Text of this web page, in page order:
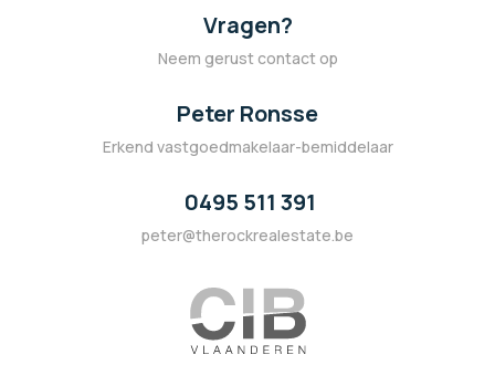
Vragen?
Neem gerust contact op
Peter Ronsse
Erkend vastgoedmakelaar-bemiddelaar
0495 511 391
peter@therockrealestate.be